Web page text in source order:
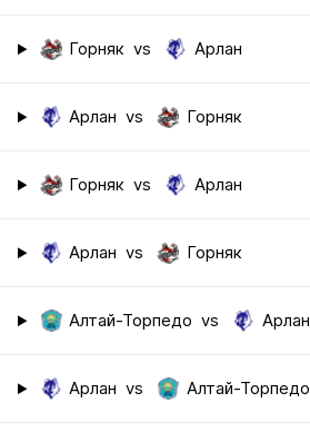
Горняк vs Арлан
Арлан vs Горняк
Горняк vs Арлан
Арлан vs Горняк
Алтай-Торпедо vs Арлан
Арлан vs Алтай-Торпедо